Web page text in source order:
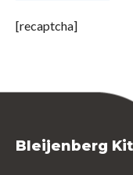
[recaptcha]
Bleijenberg